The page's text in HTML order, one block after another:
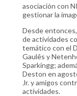
asociación con
gestionar la
Desde
de actividades
temático con el
Gaulês y
Sparkingg;
Deston en
Jr. y amigos
actividades.